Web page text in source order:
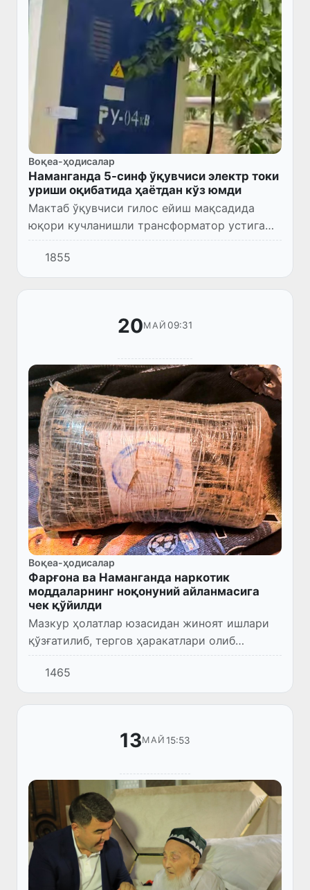
Воқеа-ҳодисалар
Наманганда 5-синф ўқувчиси электр токи
уриши оқибатида ҳаётдан кўз юмди
Мактаб ўқувчиси гилос ейиш мақсадида
юқори кучланишли трансформатор устига
чиққанда уни ток урган.
1855
20МАЙ 09:31
Воқеа-ҳодисалар
Фарғона ва Наманганда наркотик
моддаларнинг ноқонуний айланмасига
чек қўйилди
Мазкур ҳолатлар юзасидан жиноят ишлари
қўзғатилиб, тергов ҳаракатлари олиб
борилмоқда.
1465
13МАЙ 15:53